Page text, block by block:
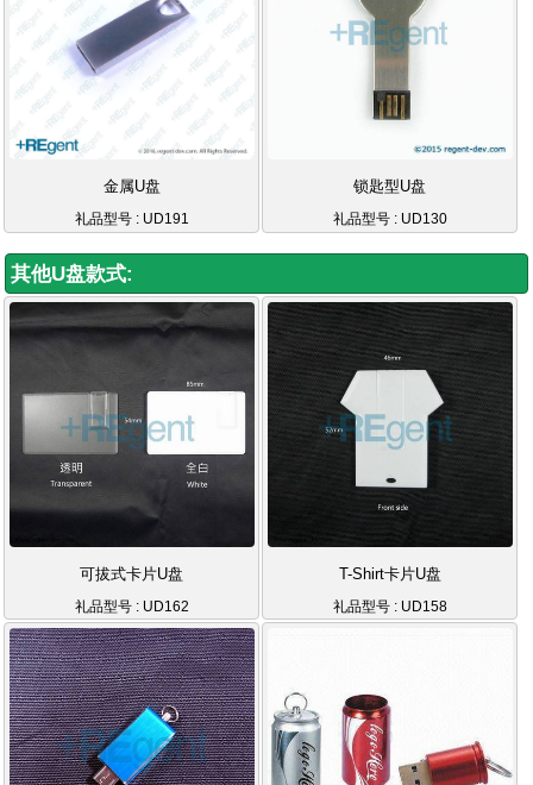
金属U盘
礼品型号 : UD191
锁匙型U盘
礼品型号 : UD130
其他U盘款式:
可拔式卡片U盘
礼品型号 : UD162
T-Shirt卡片U盘
礼品型号 : UD158